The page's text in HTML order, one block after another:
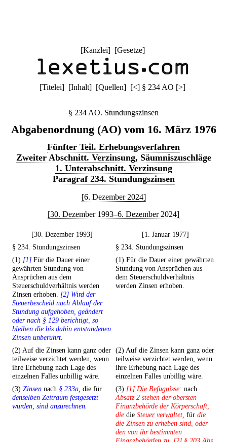
[Kanzlei] [Gesetze]
[Titelei] [Inhalt] [Quellen] [<] § 234 AO [>]
§ 234 AO. Stundungszinsen
Abgabenordnung (AO) vom 16. März 1976
Fünfter Teil. Erhebungsverfahren
Zweiter Abschnitt. Verzinsung, Säumniszuschläge
1. Unterabschnitt. Verzinsung
Paragraf 234. Stundungszinsen
[6. Dezember 2024]
[30. Dezember 1993–6. Dezember 2024]
[30. Dezember 1993]
[1. Januar 1977]
§ 234. Stundungszinsen
§ 234. Stundungszinsen
(1) [1] Für die Dauer einer
gewährten Stundung von
Ansprüchen aus dem
Steuerschuldverhältnis werden
Zinsen erhoben. [2] Wird der
Steuerbescheid nach Ablauf der
Stundung aufgehoben, geändert
oder nach § 129 berichtigt, so
bleiben die bis dahin entstandenen
Zinsen unberührt.
(1) Für die Dauer einer gewährten
Stundung von Ansprüchen aus
dem Steuerschuldverhältnis
werden Zinsen erhoben.
(2) Auf die Zinsen kann ganz oder
teilweise verzichtet werden, wenn
ihre Erhebung nach Lage des
einzelnen Falles unbillig wäre.
(2) Auf die Zinsen kann ganz oder
teilweise verzichtet werden, wenn
ihre Erhebung nach Lage des
einzelnen Falles unbillig wäre.
(3) Zinsen nach § 233a, die für
denselben Zeitraum festgesetzt
wurden, sind anzurechnen.
(3) [1] Die Befugnisse: nach
Absatz 2 stehen der obersten
Finanzbehörde der Körperschaft,
die die Steuer verwaltet, für die
die Zinsen zu erheben sind, oder
den von ihr bestimmten